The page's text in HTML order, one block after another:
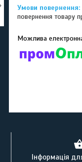
повернення товару
Інформація